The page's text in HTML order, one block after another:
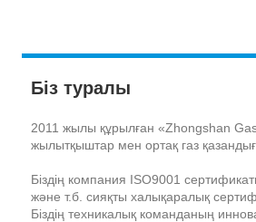
Біз туралы
2011 жылы құрылған «Zhongshan
жылытқыштар мен ортақ газ
Біздің компания ISO9001
және т.б. сияқты халықаралық
Біздің техникалық команданың